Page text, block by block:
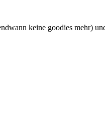
keine goodies mehr)